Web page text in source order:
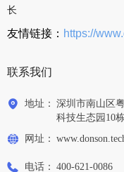
联系我们
地址： 深圳市南山区
科技生态园10
网址：
电话： 400-621-0086
长
友情链接： https://